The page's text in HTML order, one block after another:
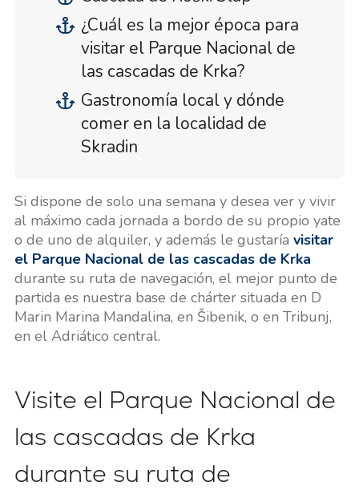
¿Cuál es la mejor época para
visitar el Parque Nacional de
las cascadas de Krka?
Gastronomía local y dónde
comer en la localidad de
Skradin
Si dispone de solo una semana y desea ver y vivir
al máximo cada jornada a bordo de su propio yate
o de uno de alquiler, y además le gustaría visitar
el Parque Nacional de las cascadas de Krka
durante su ruta de navegación, el mejor punto de
partida es nuestra base de chárter situada en D
Marin Marina Mandalina, en Šibenik, o en Tribunj,
en el Adriático central.
Visite el Parque Nacional de
las cascadas de Krka
durante su ruta de